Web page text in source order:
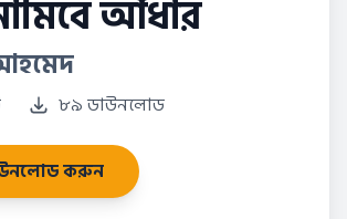
আঁধার
৮৯ ডাউনলোড
করুন